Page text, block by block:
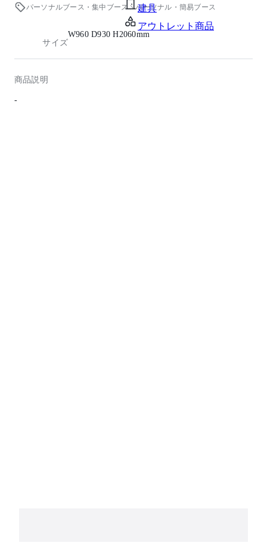
建具
アウトレット商品
パーソナルブース・集中ブース
パーソナル・簡易ブース
サイズ
W960 D930 H2060mm
商品説明
-